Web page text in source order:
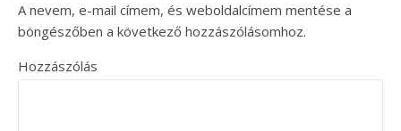
A nevem, e-mail címem, és weboldalcímem mentése a
böngészőben a következő hozzászólásomhoz.
Hozzászólás